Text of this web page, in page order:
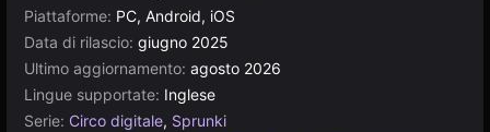
Piattaforme: PC, Android, iOS
Data di rilascio: giugno 2025
Ultimo aggiornamento: agosto 2026
Lingue supportate: Inglese
Serie: Circo digitale, Sprunki